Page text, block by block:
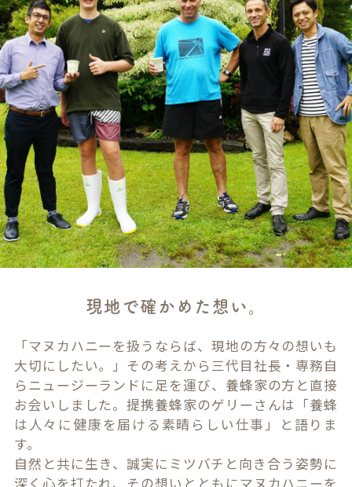
現地で確かめた想い。
「マヌカハニーを扱うならば、現地の方々の想いも
大切にしたい。」その考えから三代目社長・専務自
らニュージーランドに足を運び、養蜂家の方と直接
お会いしました。提携養蜂家のゲリーさんは「養蜂
は人々に健康を届ける素晴らしい仕事」と語りま
す。
自然と共に生き、誠実にミツバチと向き合う姿勢に
深く心を打たれ、その想いとともにマヌカハニーを